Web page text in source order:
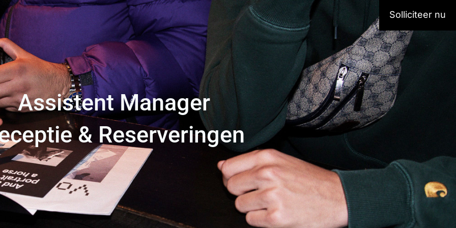
Solliciteer nu
Assistent Manager
& Reserveringen